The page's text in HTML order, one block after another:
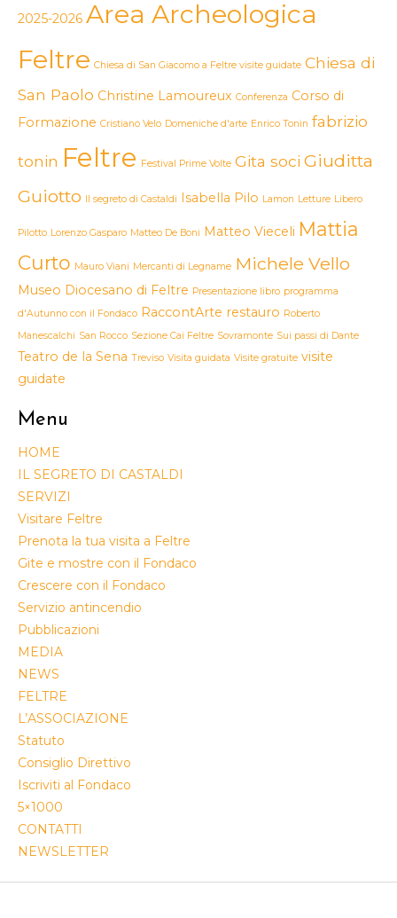
2025-2026 Area Archeologica
Feltre Chiesa di San Giacomo a Feltre visite guidate Chiesa di
San Paolo Christine Lamoureux Conferenza Corso di
Formazione Cristiano Velo Domeniche d'arte Enrico Tonin fabrizio
tonin Feltre Festival Prime Volte Gita soci Giuditta
Guiotto Il segreto di Castaldi Isabella Pilo Lamon Letture Libero
Pilotto Lorenzo Gasparo Matteo De Boni Matteo Vieceli Mattia
Curto Mauro Viani Mercanti di Legname Michele Vello
Museo Diocesano di Feltre Presentazione libro programma
d'Autunno con il Fondaco RaccontArte restauro Roberto
Manescalchi San Rocco Sezione Cai Feltre Sovramonte Sui passi di Dante
Teatro de la Sena Treviso Visita guidata Visite gratuite visite
guidate
Menu
HOME
IL SEGRETO DI CASTALDI
SERVIZI
Visitare Feltre
Prenota la tua visita a Feltre
Gite e mostre con il Fondaco
Crescere con il Fondaco
Servizio antincendio
Pubblicazioni
MEDIA
NEWS
FELTRE
L’ASSOCIAZIONE
Statuto
Consiglio Direttivo
Iscriviti al Fondaco
5×1000
CONTATTI
NEWSLETTER